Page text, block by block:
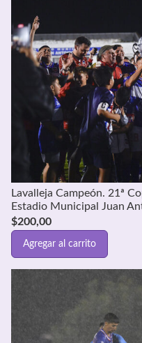
Lavalleja Campeón. 21ª
Estadio Municipal Juan
$200,00
Agregar al carrito